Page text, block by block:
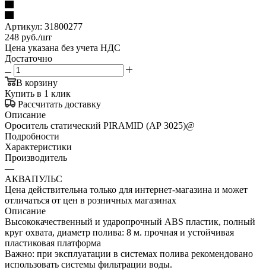
Артикул: 31800277
248 руб./шт
Цена указана без учета НДС
Достаточно
В корзину
Купить в 1 клик
Рассчитать доставку
Описание
Ороситель статический PIRAMID (АР 3025)@
Подробности
Характеристики
Производитель
—
АКВАПУЛЬС
Цена действительна только для интернет-магазина и может
отличаться от цен в розничных магазинах
Описание
Высококачественный и ударопрочный ABS пластик, полный
круг охвата, диаметр полива: 8 м. прочная и устойчивая
пластиковая платформа
Важно: при эксплуатации в системах полива рекомендовано
использовать системы фильтрации воды.